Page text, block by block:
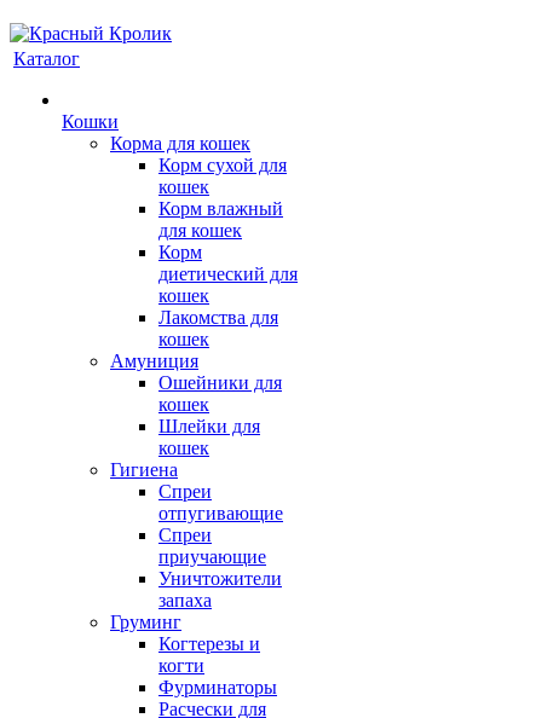
Каталог
Кошки
Корма для кошек
Корм сухой для
кошек
Корм влажный
для кошек
Корм
диетический для
кошек
Лакомства для
кошек
Амуниция
Ошейники для
кошек
Шлейки для
кошек
Гигиена
Спреи
отпугивающие
Спреи
приучающие
Уничтожители
запаха
Груминг
Когтерезы и
когти
Фурминаторы
Расчески для